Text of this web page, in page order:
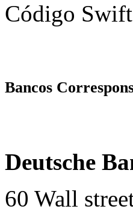
Código
Bancos
Deutsche
60 Wall